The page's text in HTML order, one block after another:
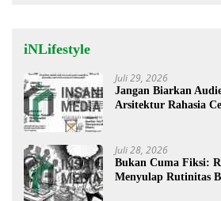
iNLifestyle
Juli 29, 2026
Jangan Biarkan
Arsitektur Rahasia
Juli 28, 2026
Bukan Cuma Fiksi:
Menyulap Rutinitas